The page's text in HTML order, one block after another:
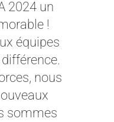
2024 un
!
équipes
nous
sommes